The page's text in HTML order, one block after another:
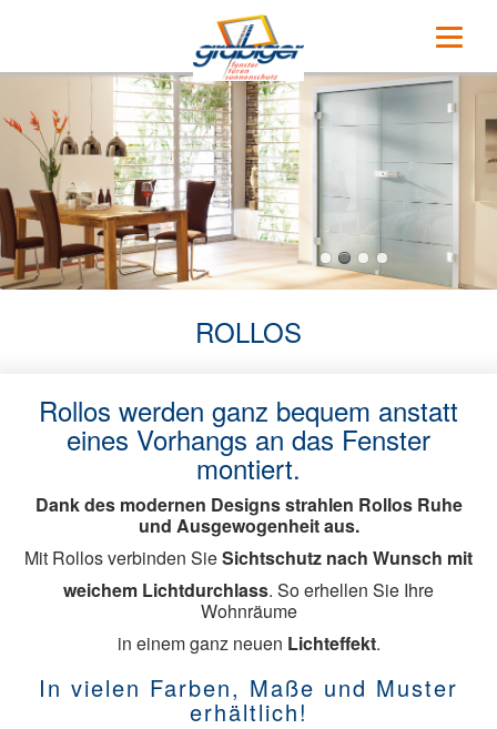
Navigation
überspringen
Home
Unsere Partner
Fenster
Holz
Holz-Aluminium
Kunststoff
Aluminium
Haustüren
Sonnenschutz
Rollläden
Aussenjalousien
Innenjalousien
ROLLOS
Rollos werden ganz bequem anstatt
eines Vorhangs an das Fenster
montiert.
Dank des modernen Designs strahlen Rollos Ruhe
und Ausgewogenheit aus.
Mit Rollos verbinden SieSichtschutz nach Wunsch mit
weichem Lichtdurchlass. So erhellen Sie Ihre
Wohnräume
in einem ganz neuen Lichteffekt.
In vielen Farben, Maße und Muster
erhältlich!